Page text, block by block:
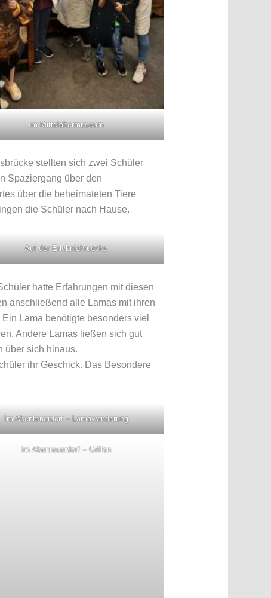
Im Mittelaltermuseum
stellten sich zwei Schüler
Spaziergang über den
über die beheimateten Tiere
die Schüler nach Hause.
Auf der Erlebnisbruecke
hatte Erfahrungen mit diesen
anschließend alle Lamas mit ihren
Lama benötigte besonders viel
Andere Lamas ließen sich gut
über sich hinaus.
ihr Geschick. Das Besondere
Im Abenteuerdorf – Lamawanderung
Im Abenteuerdorf – Grillen